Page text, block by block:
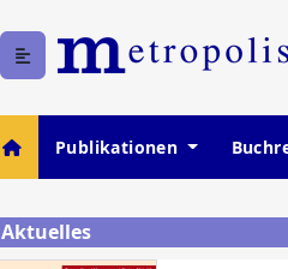
Publikationen
Aktuelles